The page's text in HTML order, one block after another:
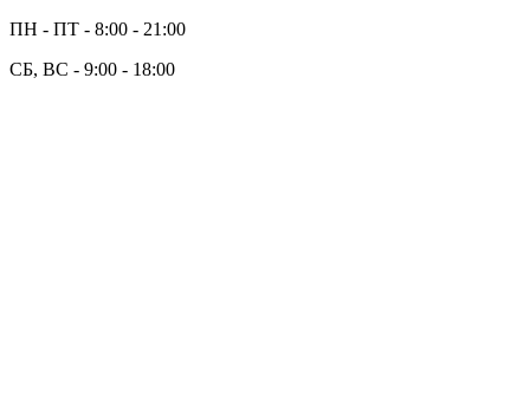
ПН - ПТ - 8:00 - 21:00
СБ, ВС - 9:00 - 18:00